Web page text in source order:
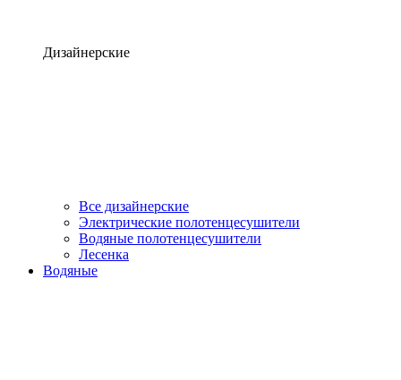
Дизайнерские
Все дизайнерские
Электрические полотенцесушители
Водяные полотенцесушители
Лесенка
Водяные